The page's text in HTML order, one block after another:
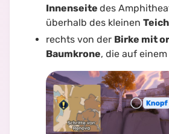
Innenseite des
überhalb des kleinen
rechts von der Birke mit
Baumkrone, die auf